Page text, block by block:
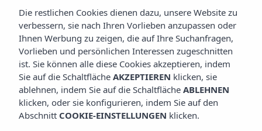
Galerie
Galerie
Vibra Lux Mar Aparthotel
Die restlichen Cookies dienen dazu, unsere Website zu
verbessern, sie nach Ihren Vorlieben anzupassen oder
Ihnen Werbung zu zeigen, die auf Ihre Suchanfragen,
Vorlieben und persönlichen Interessen zugeschnitten
ist. Sie können alle diese Cookies akzeptieren, indem
Sie auf die Schaltfläche AKZEPTIEREN klicken, sie
ablehnen, indem Sie auf die Schaltfläche ABLEHNEN
klicken, oder sie konfigurieren, indem Sie auf den
Abschnitt COOKIE-EINSTELLUNGEN klicken.